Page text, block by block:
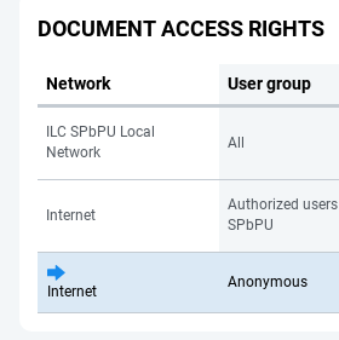
DOCUMENT ACCESS RIGHTS
Network User group
ILC SPbPU Local
Network
All
Internet
Authorized users
SPbPU
Internet
Anonymous